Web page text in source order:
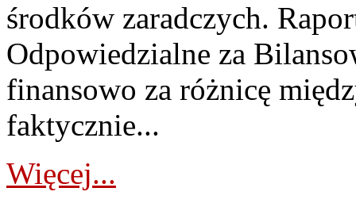
środków zaradczych.
Odpowiedzialne za
finansowo za różnicę
faktycznie...
Więcej...